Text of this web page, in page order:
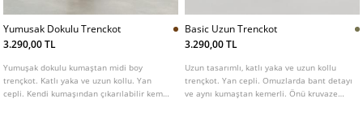
Yumusak Dokulu Trenckot
3.290,00 TL
Yumuşak dokulu kumaştan midi boy
trençkot. Katlı yaka ve uzun kollu. Yan
cepli. Kendi kumaşından çıkarılabilir kemer
Basic Uzun Trenckot
3.290,00 TL
Uzun tasarımlı, katlı yaka ve uzun kollu
trençkot. Yan cepli. Omuzlarda bant detayı
ve aynı kumaştan kemerli. Önü kruvaze